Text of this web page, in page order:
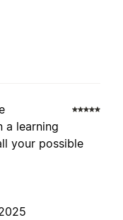
a learning
your possible